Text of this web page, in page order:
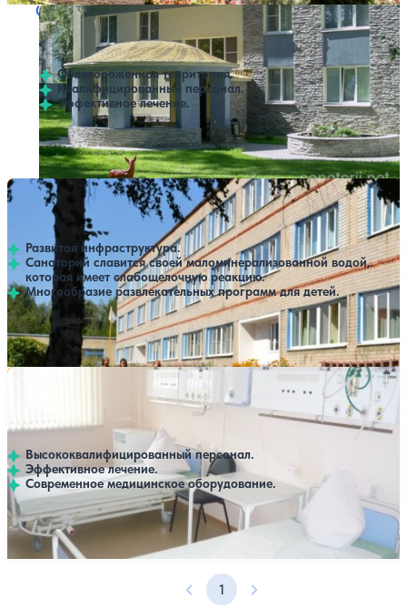
Санаторий Серебряный бор
3.8176 отзывов
Пенза
Облагороженная территория.
Квалифицированный персонал.
Эффективное лечение.
Профилей лечения:4 Крытый бассейн
Нет цен или свободных мест на выбранные даты
Выбрать другой вариант
Санаторий Нива
11 отзывов
Пенза
Развитая инфраструктура.
Санаторий славится своей маломинерализованной водой,
которая имеет слабощелочную реакцию.
Многообразие развлекательных программ для детей.
Профилей лечения:6 Крытый бассейн
Нет цен или свободных мест на выбранные даты
Выбрать другой вариант
Санаторий Пензенская областная туберкулезная
Пенза
Высококвалифицированный персонал.
Эффективное лечение.
Современное медицинское оборудование.
Профилей лечения:1
Нет цен или свободных мест на выбранные даты
Выбрать другой вариант
Предыдущая страница
1 Следующая страница